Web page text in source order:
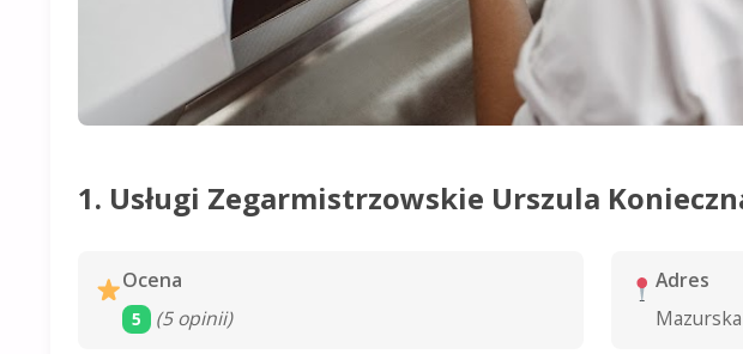
1. Usługi Zegarmistrzowskie Urszula
Ocena
5 (5 opinii)
Adres